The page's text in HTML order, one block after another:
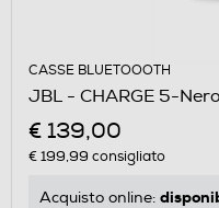
CASSE BLUETOOOTH
JBL - CHARGE 5-Nero
€ 139,00
€ 199,99 consigliato
Acquisto online: